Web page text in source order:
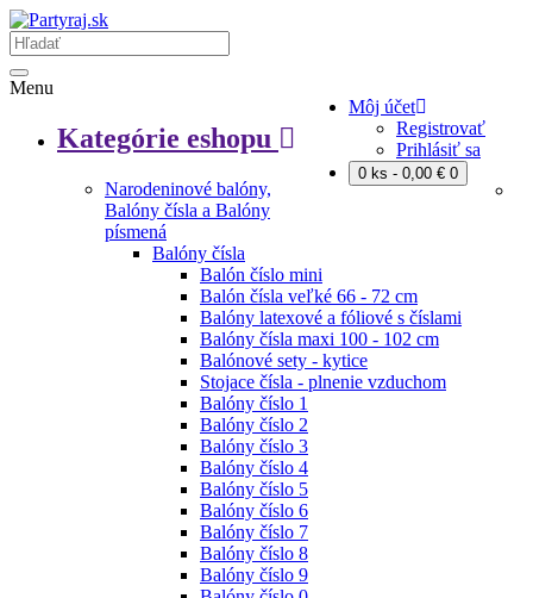
Môj účet
Registrovať
Prihlásiť sa
0 ks - 0,00 € 0
Menu
Kategórie eshopu
Narodeninové balóny,
Balóny čísla a Balóny
písmená
Balóny čísla
Balón číslo mini
Balón čísla veľké 66 - 72 cm
Balóny latexové a fóliové s číslami
Balóny čísla maxi 100 - 102 cm
Balónové sety - kytice
Stojace čísla - plnenie vzduchom
Balóny číslo 1
Balóny číslo 2
Balóny číslo 3
Balóny číslo 4
Balóny číslo 5
Balóny číslo 6
Balóny číslo 7
Balóny číslo 8
Balóny číslo 9